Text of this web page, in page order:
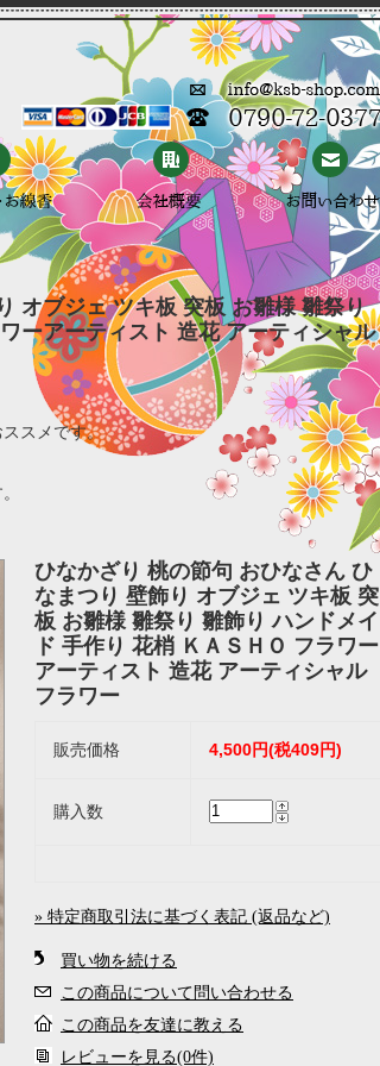
オブジェ ツキ板 突板 お雛様 雛祭り
ーアーティスト 造花 アーティシャル
スメです。
ひなかざり 桃の節句 おひなさん ひ
なまつり 壁飾り オブジェ ツキ板 突
板 お雛様 雛祭り 雛飾り ハンドメイ
ド 手作り 花梢 ＫＡＳＨＯ フラワー
アーティスト 造花 アーティシャル
フラワー
販売価格 4,500円(税409円)
購入数
» 特定商取引法に基づく表記 (返品など)
買い物を続ける
この商品について問い合わせる
この商品を友達に教える
レビューを見る(0件)